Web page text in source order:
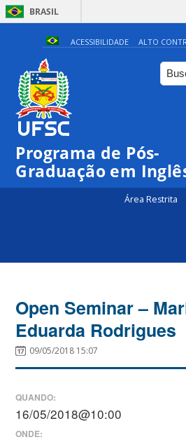
BRASIL
ACESSIBILIDADE ALTO
Programa de Pós-
Graduação em
Área Restrita
Open Seminar –
Eduarda Rodrigues
09/05/2018 15:07
QUANDO:
16/05/2018@10:00
ONDE: